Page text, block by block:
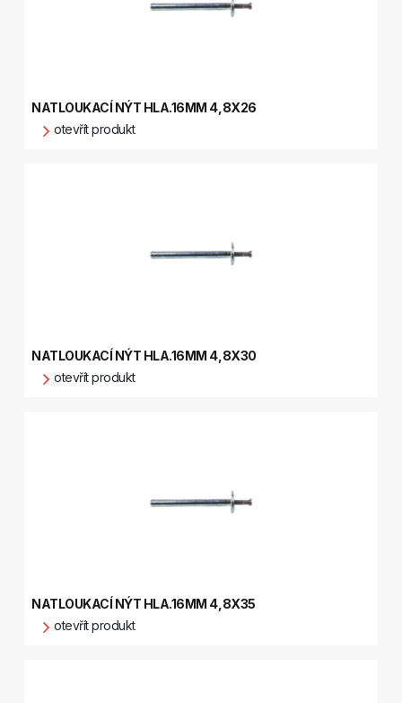
NATLOUKACÍ NÝT HLA.16MM 4,8X26
otevřít produkt
NATLOUKACÍ NÝT HLA.16MM 4,8X30
otevřít produkt
NATLOUKACÍ NÝT HLA.16MM 4,8X35
otevřít produkt